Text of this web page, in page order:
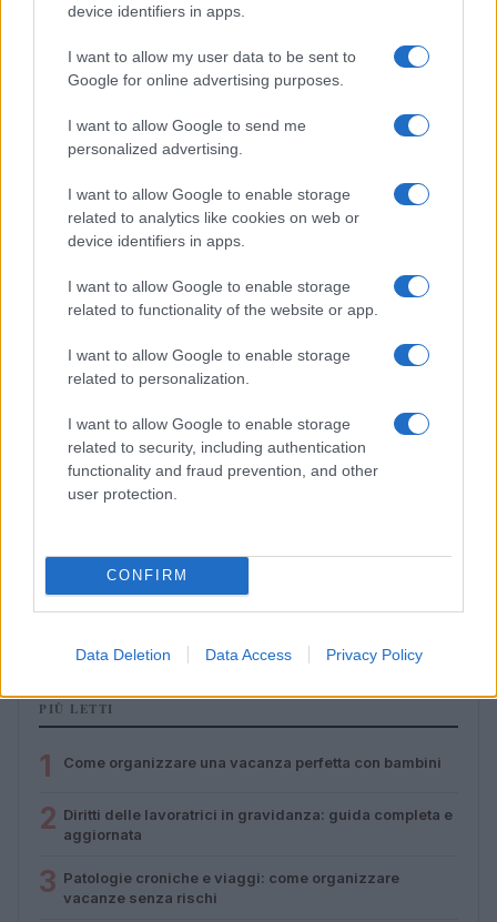
device identifiers in apps.
I want to allow my user data to be sent to
Google for online advertising purposes.
I want to allow Google to send me
personalized advertising.
I want to allow Google to enable storage
related to analytics like cookies on web or
device identifiers in apps.
I want to allow Google to enable storage
related to functionality of the website or app.
I want to allow Google to enable storage
related to personalization.
I want to allow Google to enable storage
related to security, including authentication
functionality and fraud prevention, and other
user protection.
CONFIRM
Data Deletion Data Access Privacy Policy
Parlare di notizie con i bambini: parole semplici e
serenità
Roberto Capelli · 9 Ago 2026
MATERNITÀ E GRAVIDANZA
Perché l’Italia perde le sue giovani madri lavoratrici
PIÙ LETTI
1 Come organizzare una vacanza perfetta con bambini
2 Diritti delle lavoratrici in gravidanza: guida completa e
aggiornata
3 Patologie croniche e viaggi: come organizzare
vacanze senza rischi